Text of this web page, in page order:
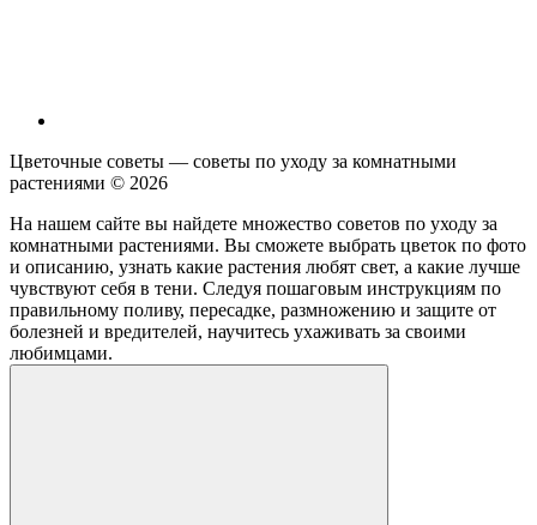
Цветочные советы — советы по уходу за комнатными
растениями © 2026
На нашем сайте вы найдете множество советов по уходу за
комнатными растениями. Вы сможете выбрать цветок по фото
и описанию, узнать какие растения любят свет, а какие лучше
чувствуют себя в тени. Следуя пошаговым инструкциям по
правильному поливу, пересадке, размножению и защите от
болезней и вредителей, научитесь ухаживать за своими
любимцами.